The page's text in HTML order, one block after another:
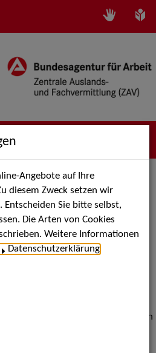
als PDF speichern
TV
Ruhrdeutsch, Schwäbisch
Angebote auf Ihre
diesem Zweck setzen wir
Entscheiden Sie bitte selbst,
Die Arten von Cookies
Weitere Informationen
Datenschutzerklärung